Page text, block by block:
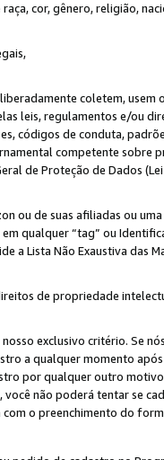
cor, gênero, religião,
coletem, usem
leis, regulamentos e/ou
códigos de conduta,
competente sobre
de Proteção de Dados
ou de suas afiliadas ou
qualquer “tag” ou
a Lista Não Exaustiva das
de propriedade
exclusivo critério. Se
a qualquer momento
por qualquer outro
não poderá tentar se
o preenchimento do